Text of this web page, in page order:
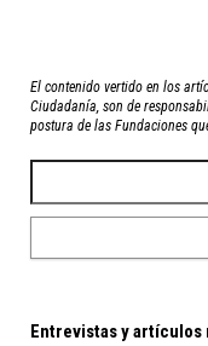
El contenido vertido en los
Ciudadanía, son de
postura de las Fundaciones
Entrevistas y